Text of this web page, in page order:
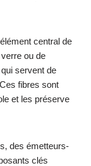
central de
ou de
servent de
fibres sont
et les préserve
des émetteurs-
clés